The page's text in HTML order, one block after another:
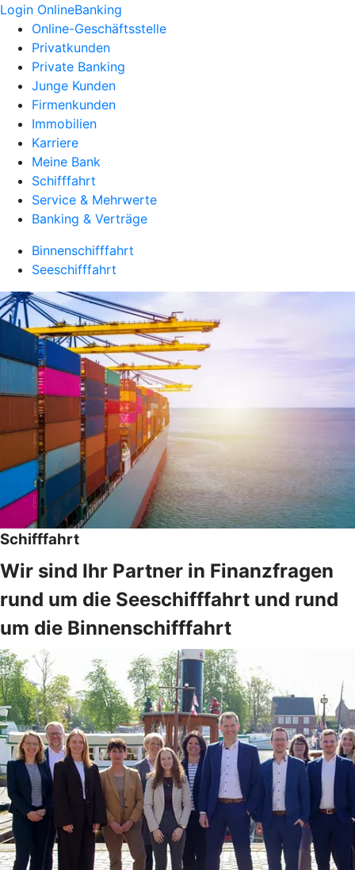
Login OnlineBanking
Online-Geschäftsstelle
Privatkunden
Private Banking
Junge Kunden
Firmenkunden
Immobilien
Karriere
Meine Bank
Schifffahrt
Service & Mehrwerte
Banking & Verträge
Binnenschifffahrt
Seeschifffahrt
Schifffahrt
Wir sind Ihr Partner in Finanzfragen
rund um die Seeschifffahrt und rund
um die Binnenschifffahrt